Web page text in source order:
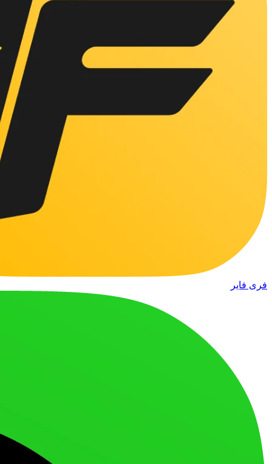
فری فایر